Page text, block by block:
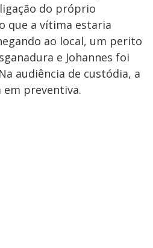
do próprio
que a vítima estaria
ao local, um perito
e Johannes foi
audiência de custódia, a
preventiva.